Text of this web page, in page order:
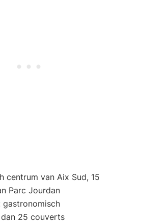
centrum van Aix Sud, 15
Parc Jourdan
gastronomisch
25 couverts